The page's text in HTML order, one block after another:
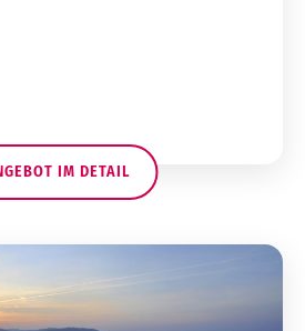
IM DETAIL